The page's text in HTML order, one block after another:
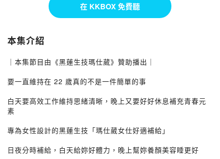
在 KKBOX 免費聽
本集介紹
｜本集節目由《黑蓮生技瑪仕葳》贊助播出｜
要一直維持在 22 歲真的不是一件簡單的事
白天要高效工作維持思緒清晰，晚上又要好好休息補充青春元
素
專為女性設計的黑蓮生技「瑪仕葳女仕好適補給」
日夜分時補給，白天給妳好體力，晚上幫妳養顏美容睡更好